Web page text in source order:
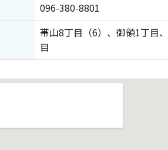
096-380-8801
帯山8丁目（6）、御領1丁目
目